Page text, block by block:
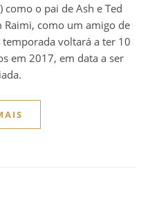
como o pai de Ash e Ted
Raimi, como um amigo de
voltará a ter 10
em 2017, em data a ser